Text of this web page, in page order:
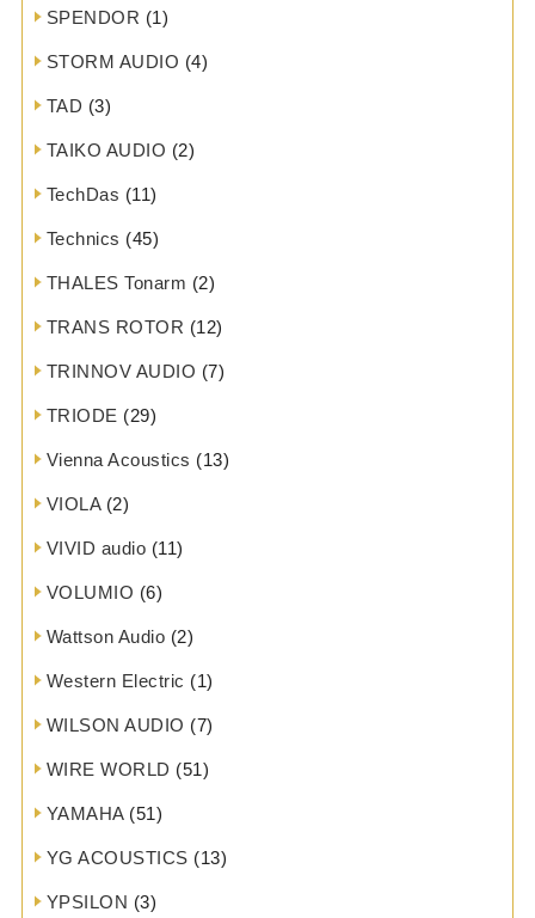
SPENDOR (1)
STORM AUDIO (4)
TAD (3)
TAIKO AUDIO (2)
TechDas (11)
Technics (45)
THALES Tonarm (2)
TRANS ROTOR (12)
TRINNOV AUDIO (7)
TRIODE (29)
Vienna Acoustics (13)
VIOLA(2)
VIVID audio (11)
VOLUMIO (6)
Wattson Audio (2)
Western Electric (1)
WILSON AUDIO (7)
WIRE WORLD (51)
YAMAHA(51)
YG ACOUSTICS (13)
YPSILON (3)